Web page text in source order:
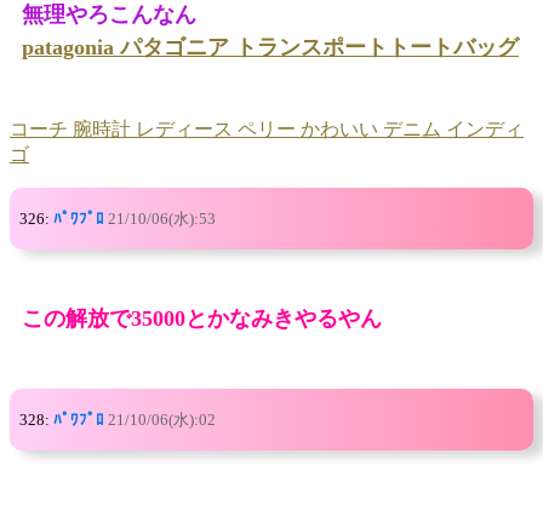
無理やろこんなん
patagonia パタゴニア トランスポートトートバッグ
コーチ 腕時計 レディース ペリー かわいい デニム インディ
ゴ
326: ﾊﾟﾜﾌﾟﾛ 21/10/06(水):53
この解放で35000とかなみきやるやん
328: ﾊﾟﾜﾌﾟﾛ 21/10/06(水):02